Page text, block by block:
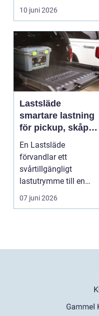
handlar det om...
10 juni 2026
Lastsläde
smartare lastning
för pickup, skåpbil
och personbil
En Lastsläde
förvandlar ett
svårtillgängligt
lastutrymme till en
lättjobbad yta. Genom
att dra ut la...
07 juni 2026